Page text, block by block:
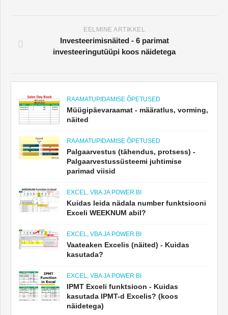
EELMINE ARTIKKEL
Investeerimisnäited - 6 parimat
investeeringutüüpi koos näidetega
RAAMATUPIDAMISE ÕPETUSED
Müügipäevaraamat - määratlus, vorming,
näited
RAAMATUPIDAMISE ÕPETUSED
Palgaarvestus (tähendus, protsess) -
Palgaarvestussüsteemi juhtimise
parimad viisid
EXCEL, VBA JA POWER BI
Kuidas leida nädala number funktsiooni
Exceli WEEKNUM abil?
EXCEL, VBA JA POWER BI
Vaateaken Excelis (näited) - Kuidas
kasutada?
EXCEL, VBA JA POWER BI
IPMT Exceli funktsioon - Kuidas
kasutada IPMT-d Excelis? (koos
näidetega)